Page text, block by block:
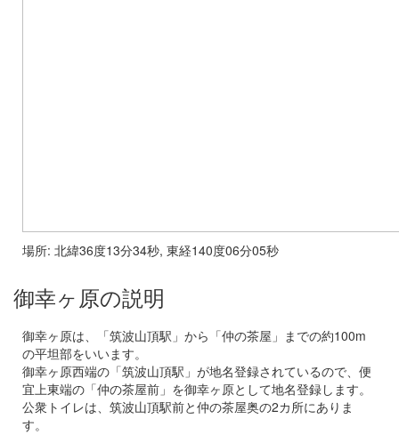
場所: 北緯36度13分34秒, 東経140度06分05秒
御幸ヶ原の説明
御幸ヶ原は、「筑波山頂駅」から「仲の茶屋」までの約100m
の平坦部をいいます。
御幸ヶ原西端の「筑波山頂駅」が地名登録されているので、便
宜上東端の「仲の茶屋前」を御幸ヶ原として地名登録します。
公衆トイレは、筑波山頂駅前と仲の茶屋奥の2カ所にありま
す。